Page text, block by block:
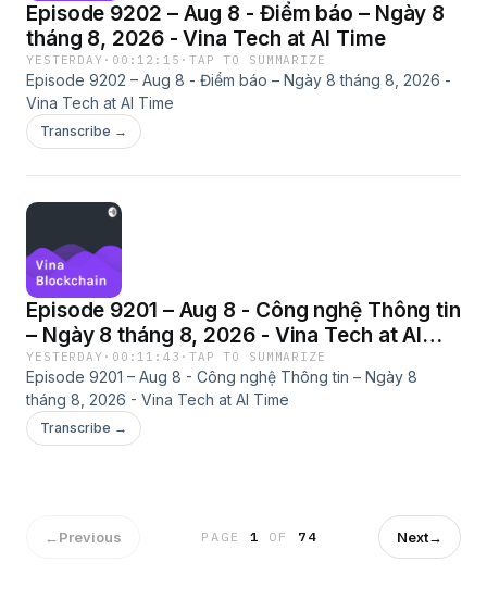
Episode 9202 – Aug 8 - Điểm báo – Ngày 8
tháng 8, 2026 - Vina Tech at AI Time
YESTERDAY · 00:12:15 · TAP TO SUMMARIZE
Episode 9202 – Aug 8 - Điểm báo – Ngày 8 tháng 8, 2026 -
Vina Tech at AI Time
Transcribe →
Episode 9201 – Aug 8 - Công nghệ Thông tin
– Ngày 8 tháng 8, 2026 - Vina Tech at AI
Time
YESTERDAY · 00:11:43 · TAP TO SUMMARIZE
Episode 9201 – Aug 8 - Công nghệ Thông tin – Ngày 8
tháng 8, 2026 - Vina Tech at AI Time
Transcribe →
←Previous PAGE 1 OF 74 Next→